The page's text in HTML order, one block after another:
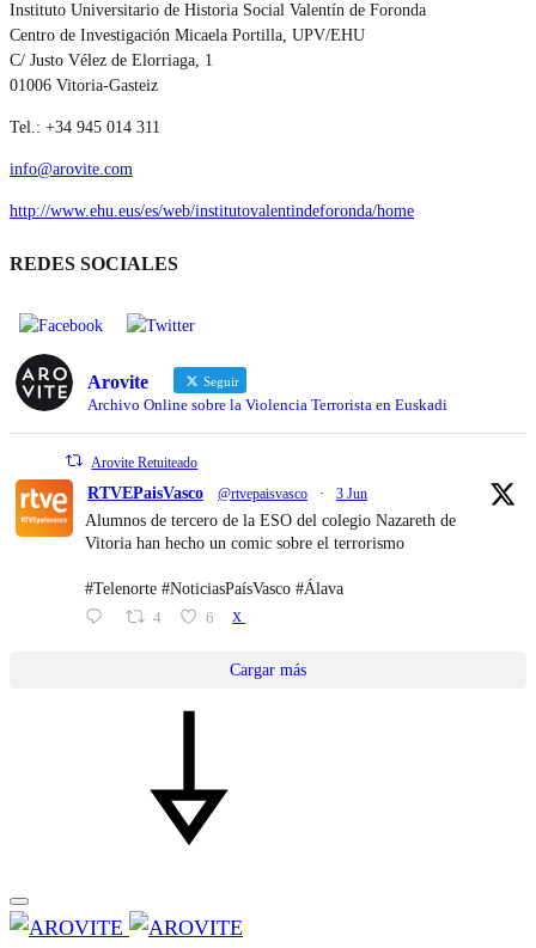
Instituto Universitario de Historia Social Valentín de Foronda
Centro de Investigación Micaela Portilla, UPV/EHU
C/ Justo Vélez de Elorriaga, 1
01006 Vitoria-Gasteiz
Tel.: +34 945 014 311
info@arovite.com
http://www.ehu.eus/es/web/institutovalentindeforonda/home
REDES SOCIALES
Arovite Seguir
Archivo Online sobre la Violencia Terrorista en Euskadi
Arovite Retuiteado
RTVEPaisVasco @rtvepaisvasco · 3 Jun
Alumnos de tercero de la ESO del colegio Nazareth de
Vitoria han hecho un comic sobre el terrorismo
#Telenorte #NoticiasPaísVasco #Álava
4 6 X
Cargar más